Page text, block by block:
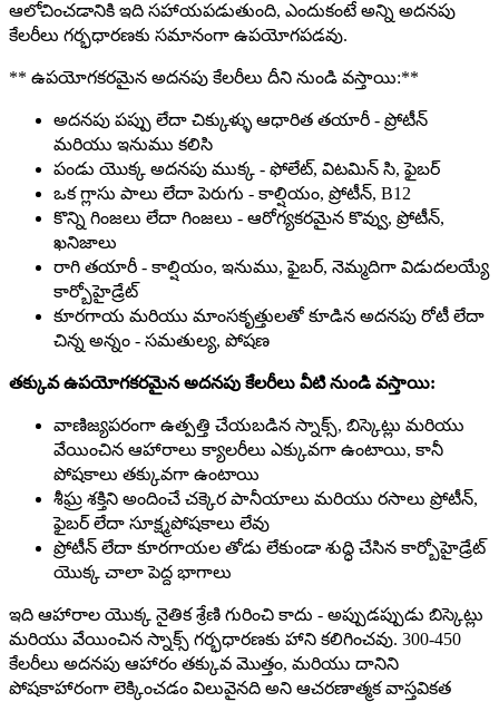
ఆలోచించడానికి ఇది సహాయపడుతుంది, ఎందుకంటే అన్ని అదనపు
కేలరీలు గర్భధారణకు సమానంగా ఉపయోగపడవు.
** ఉపయోగకరమైన అదనపు కేలరీలు దీని నుండి వస్తాయి:**
అదనపు పప్పు లేదా చిక్కుళ్ళు ఆధారిత తయారీ - ప్రోటీన్
మరియు ఇనుము కలిసి
పండు యొక్క అదనపు ముక్క - ఫోలేట్, విటమిన్ సి, ఫైబర్
ఒక గ్లాసు పాలు లేదా పెరుగు - కాల్షియం, ప్రోటీన్, B12
కొన్ని గింజలు లేదా గింజలు - ఆరోగ్యకరమైన కొవ్వు, ప్రోటీన్,
ఖనిజాలు
రాగి తయారీ - కాల్షియం, ఇనుము, ఫైబర్, నెమ్మదిగా విడుదలయ్యే
కార్బోహైడ్రేట్
కూరగాయ మరియు మాంసకృత్తులతో కూడిన అదనపు రోటీ లేదా
చిన్న అన్నం - సమతుల్య, పోషణ
తక్కువ ఉపయోగకరమైన అదనపు కేలరీలు వీటి నుండి వస్తాయి:
వాణిజ్యపరంగా ఉత్పత్తి చేయబడిన స్నాక్స్, బిస్కెట్లు మరియు
వేయించిన ఆహారాలు క్యాలరీలు ఎక్కువగా ఉంటాయి, కానీ
పోషకాలు తక్కువగా ఉంటాయి
శీఘ్ర శక్తిని అందించే చక్కెర పానీయాలు మరియు రసాలు ప్రోటీన్,
ఫైబర్ లేదా సూక్ష్మపోషకాలు లేవు
ప్రోటీన్ లేదా కూరగాయల తోడు లేకుండా శుద్ధి చేసిన కార్బోహైడ్రేట్
యొక్క చాలా పెద్ద భాగాలు
ఇది ఆహారాల యొక్క నైతిక శ్రేణి గురించి కాదు - అప్పుడప్పుడు బిస్కెట్లు
మరియు వేయించిన స్నాక్స్ గర్భధారణకు హాని కలిగించవు. 300-450
కేలరీలు అదనపు ఆహారం తక్కువ మొత్తం, మరియు దానిని
పోషకాహారంగా లెక్కించడం విలువైనది అని ఆచరణాత్మక వాస్తవికత